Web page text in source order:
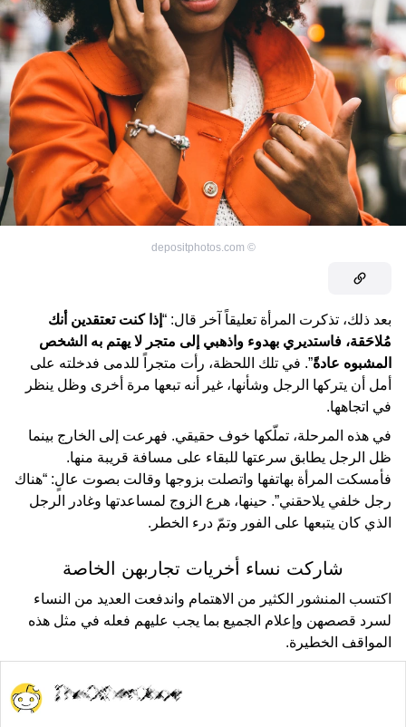
©
depositphotos.com
بعد ذلك، تذكرت المرأة تعليقاً آخر قال: “إذا كنت تعتقدين أنك
مُلاحَقة، فاستديري بهدوء واذهبي إلى متجر لا يهتم به الشخص
المشبوه عادةً”. في تلك اللحظة، رأت متجراً للدمى فدخلته على
أمل أن يتركها الرجل وشأنها، غير أنه تبعها مرة أخرى وظل ينظر
في اتجاهها.
في هذه المرحلة، تملّكها خوف حقيقي. فهرعت إلى الخارج بينما
ظل الرجل يطابق سرعتها للبقاء على مسافة قريبة منها.
فأمسكت المرأة بهاتفها واتصلت بزوجها وقالت بصوت عالٍ: “هناك
رجل خلفي يلاحقني”. حينها، هرع الزوج لمساعدتها وغادر الرجل
الذي كان يتبعها على الفور وتمّ درء الخطر.
شاركت نساء أخريات تجاربهن الخاصة
اكتسب المنشور الكثير من الاهتمام واندفعت العديد من النساء
لسرد قصصهن وإعلام الجميع بما يجب عليهم فعله في مثل هذه
المواقف الخطيرة.